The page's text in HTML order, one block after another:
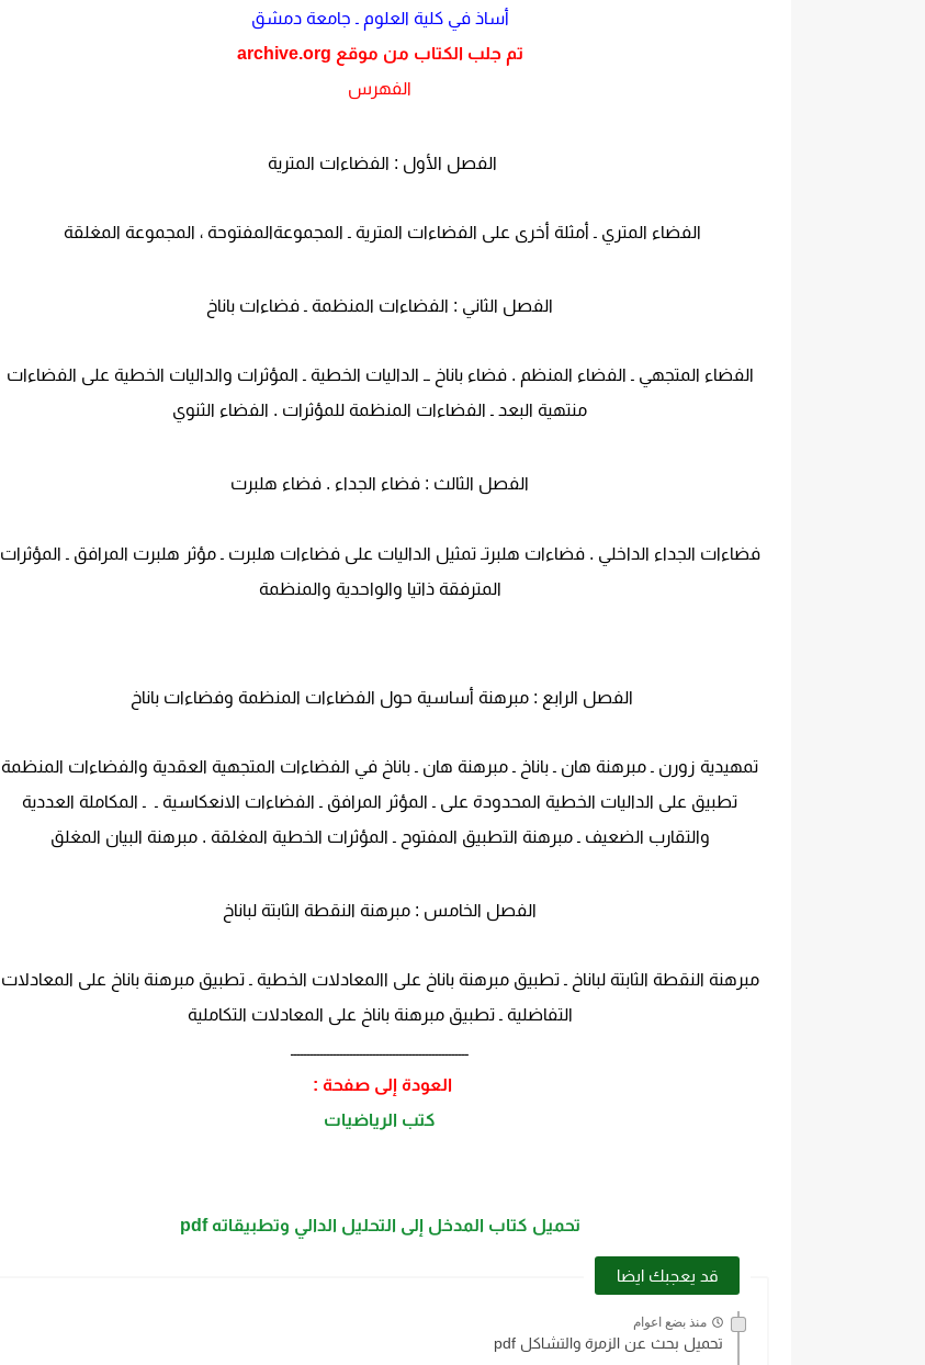
أساذ في كلية العلوم ـ جامعة دمشق
تم جلب الكتاب من موقع archive.org
الفهرس
الفصل الأول : الفضاءات المترية
الفضاء المتري ـ أمثلة أخرى على الفضاءات المترية ـ المجموعةالمفتوحة ، المجموعة المغلقة
الفصل الثاني : الفضاءات المنظمة ـ فضاءات باناخ
الفضاء المتجهي ـ الفضاء المنظم . فضاء باناخ ــ الداليات الخطية ـ المؤثرات والداليات الخطية على الفضاءات
منتهية البعد ـ الفضاءات المنظمة للمؤثرات . الفضاء الثنوي
الفصل الثالث : فضاء الجداء . فضاء هلبرت
فضاءات الجداء الداخلي . فضاءات هلبرتـ تمثيل الداليات على فضاءات هلبرت ـ مؤثر هلبرت المرافق ـ المؤثرات
المترفقة ذاتيا والواحدية والمنظمة
الفصل الرابع : مبرهنة أساسية حول الفضاءات المنظمة وفضاءات باناخ
تمهيدية زورن ـ مبرهنة هان ـ باناخ ـ مبرهنة هان ـ باناخ في الفضاءات المتجهية العقدية والفضاءات المنظمة
تطبيق على الداليات الخطية المحدودة على ـ المؤثر المرافق ـ الفضاءات الانعكاسية ـ ـ المكاملة العددية
والتقارب الضعيف ـ مبرهنة التطبيق المفتوح ـ المؤثرات الخطية المغلقة . مبرهنة البيان المغلق
الفصل الخامس : مبرهنة النقطة الثابتة لباناخ
مبرهنة النقطة الثابتة لباناخ ـ تطبيق مبرهنة باناخ على االمعادلات الخطية ـ تطبيق مبرهنة باناخ على المعادلات
التفاضلية ـ تطبيق مبرهنة باناخ على المعادلات التكاملية
ــــــــــــــــــــــــــــــــــــــــــــــــــــــ
العودة إلى صفحة :
كتب الرياضيات
تحميل كتاب المدخل إلى التحليل الدالي وتطبيقاته pdf
قد يعجبك ايضا
منذ بضع اعوام
تحميل بحث عن الزمرة والتشاكل pdf